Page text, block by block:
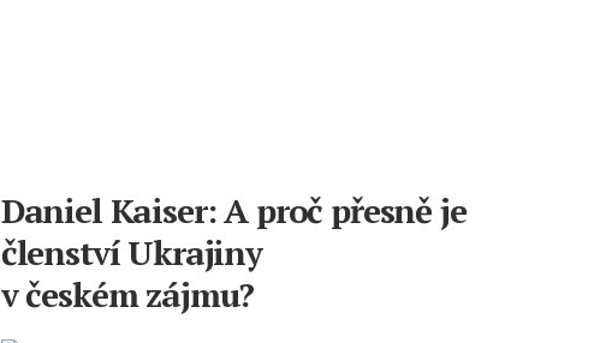
Daniel Kaiser: A proč přesně je
členství Ukrajiny
v českém zájmu?